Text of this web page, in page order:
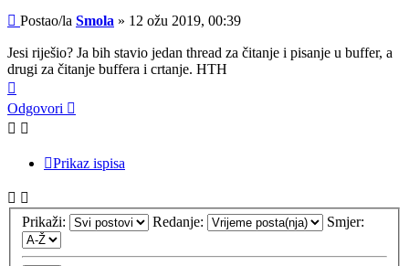
Post
Postao/la Smola » 12 ožu 2019, 00:39
Jesi riješio? Ja bih stavio jedan thread za čitanje i pisanje u buffer, a
drugi za čitanje buffera i crtanje. HTH
Odgovori
Prikaz ispisa
Prikaži: Redanje: Smjer: